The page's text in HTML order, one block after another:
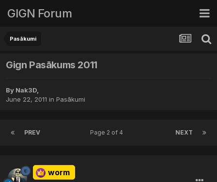
GIGN Forum
Pasākumi
Gign Pasākums 2011
By Nak3D,
June 22, 2011 in Pasākumi
PREV NEXT
Page 2 of 4
worm